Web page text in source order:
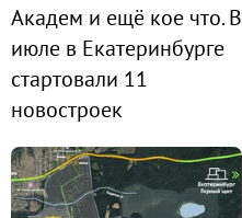
Академ и ещё кое что. В
июле в Екатеринбурге
стартовали 11
новостроек